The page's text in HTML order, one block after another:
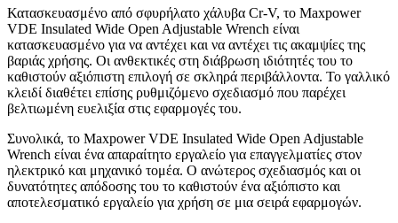
Κατασκευασμένο από σφυρήλατο χάλυβα Cr-V, το Maxpower
VDE Insulated Wide Open Adjustable Wrench είναι
κατασκευασμένο για να αντέχει και να αντέχει τις ακαμψίες της
βαριάς χρήσης. Οι ανθεκτικές στη διάβρωση ιδιότητές του το
καθιστούν αξιόπιστη επιλογή σε σκληρά περιβάλλοντα. Το γαλλικό
κλειδί διαθέτει επίσης ρυθμιζόμενο σχεδιασμό που παρέχει
βελτιωμένη ευελιξία στις εφαρμογές του.
Συνολικά, το Maxpower VDE Insulated Wide Open Adjustable
Wrench είναι ένα απαραίτητο εργαλείο για επαγγελματίες στον
ηλεκτρικό και μηχανικό τομέα. Ο ανώτερος σχεδιασμός και οι
δυνατότητες απόδοσης του το καθιστούν ένα αξιόπιστο και
αποτελεσματικό εργαλείο για χρήση σε μια σειρά εφαρμογών.